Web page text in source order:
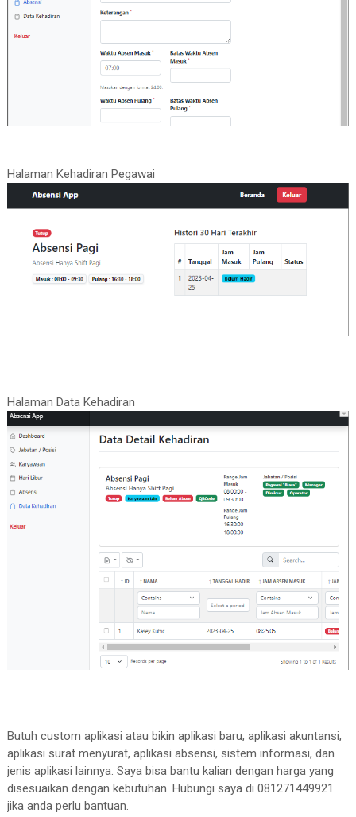
Halaman Kehadiran Pegawai
Halaman Data Kehadiran
Butuh custom aplikasi atau bikin aplikasi baru, aplikasi akuntansi,
aplikasi surat menyurat, aplikasi absensi, sistem informasi, dan
jenis aplikasi lainnya. Saya bisa bantu kalian dengan harga yang
disesuaikan dengan kebutuhan. Hubungi saya di 081271449921
jika anda perlu bantuan.